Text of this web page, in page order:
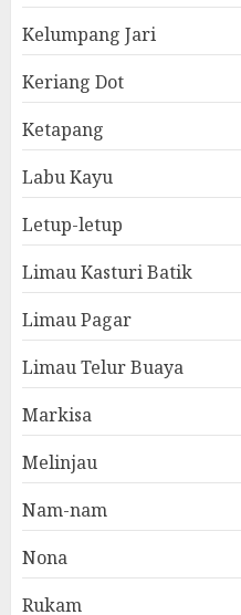
Kelumpang Jari
Keriang Dot
Ketapang
Labu Kayu
Letup-letup
Limau Kasturi Batik
Limau Pagar
Limau Telur Buaya
Markisa
Melinjau
Nam-nam
Nona
Rukam